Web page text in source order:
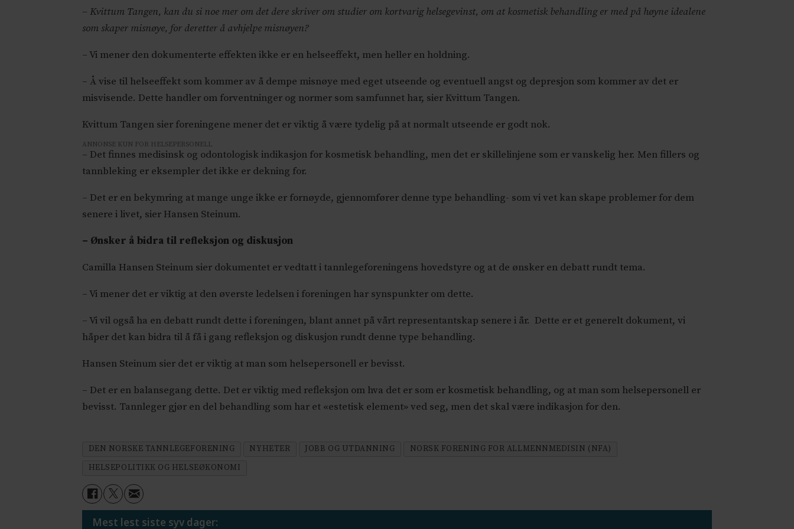
– Kvittum Tangen, kan du si noe mer om det dere skriver om studier om kortvarig helsegevinst, om at kosmetisk behandling er med på høyne idealene
som skaper misnøye, for deretter å avhjelpe misnøyen?
– Vi mener den dokumenterte effekten ikke er en helseeffekt, men heller en holdning.
– Å vise til helseeffekt som kommer av å dempe misnøye med eget utseende og eventuell angst og depresjon som kommer av det er
misvisende. Dette handler om forventninger og normer som samfunnet har, sier Kvittum Tangen.
Kvittum Tangen sier foreningene mener det er viktig å være tydelig på at normalt utseende er godt nok.
ANNONSE KUN FOR HELSEPERSONELL
– Det finnes medisinsk og odontologisk indikasjon for kosmetisk behandling, men det er skillelinjene som er vanskelig her. Men fillers og
tannbleking er eksempler det ikke er dekning for.
– Det er en bekymring at mange unge ikke er fornøyde, gjennomfører denne type behandling- som vi vet kan skape problemer for dem
senere i livet, sier Hansen Steinum.
– Ønsker å bidra til refleksjon og diskusjon
Camilla Hansen Steinum sier dokumentet er vedtatt i tannlegeforeningens hovedstyre og at de ønsker en debatt rundt tema.
– Vi mener det er viktig at den øverste ledelsen i foreningen har synspunkter om dette.
– Vi vil også ha en debatt rundt dette i foreningen, blant annet på vårt representantskap senere i år. Dette er et generelt dokument, vi
håper det kan bidra til å få i gang refleksjon og diskusjon rundt denne type behandling.
Hansen Steinum sier det er viktig at man som helsepersonell er bevisst.
– Det er en balansegang dette. Det er viktig med refleksjon om hva det er som er kosmetisk behandling, og at man som helsepersonell er
bevisst. Tannleger gjør en del behandling som har et «estetisk element» ved seg, men det skal være indikasjon for den.
DEN NORSKE TANNLEGEFORENING NYHETER JOBB OG UTDANNING
NORSK FORENING FOR ALLMENNMEDISIN (NFA)
HELSEPOLITIKK OG HELSEØKONOMI
Mest lest siste syv dager: